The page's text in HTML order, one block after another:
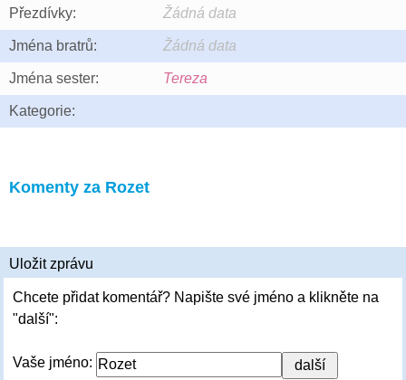
Přezdívky: Žádná data
Jména bratrů: Žádná data
Jména sester: Tereza
Kategorie:
Komenty za Rozet
Uložit zprávu
Chcete přidat komentář? Napište své jméno a klikněte na
"další":
Vaše jméno: